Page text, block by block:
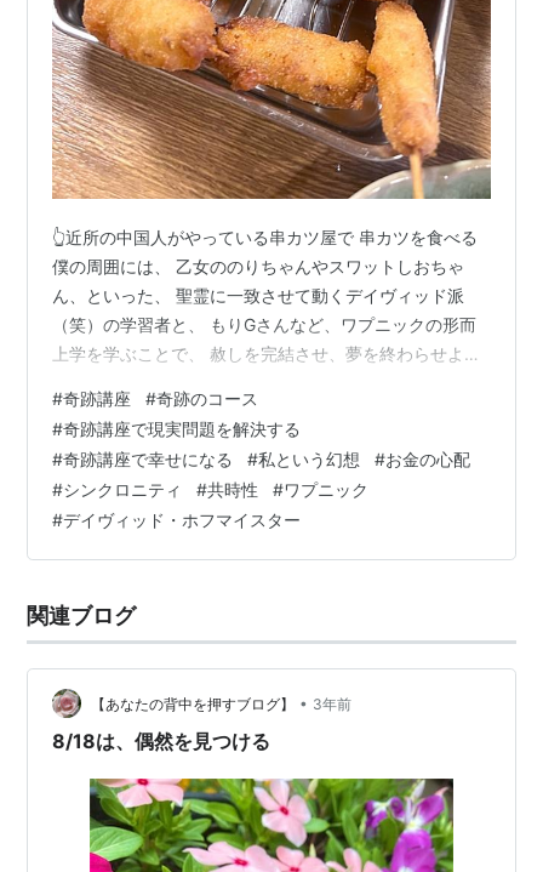
👆近所の中国人がやっている串カツ屋で 串カツを食べる
僕の周囲には、 乙女ののりちゃんやスワットしおちゃ
ん、といった、 聖霊に一致させて動くデイヴィッド派
（笑）の学習者と、 もりGさんなど、ワプニックの形而
上学を学ぶことで、 赦しを完結させ、夢を終わらせよう
👆 場末感半端ない串カツ屋さん お客なし。多分１年以内
につぶれる 「賃貸の部屋を探していて、聖霊のガイダン
スに従って 行動したら、すごく良い物件が格安で見つか
った」 「コンサートを企画したら、ガイダンスによっ
て、 無料で撮影、編集してくれる人が見つかった…」
「ずっと隠し持っていた罪悪感…
#奇跡講座 #奇跡のコース
#奇跡講座で現実問題を解決する
#奇跡講座で幸せになる #私という幻想 #お金の心配
#シンクロニティ #共時性 #ワプニック
#デイヴィッド・ホフマイスター
関連ブログ
【あなたの背中を押すブログ】 • 3年前
8/18は、偶然を見つける